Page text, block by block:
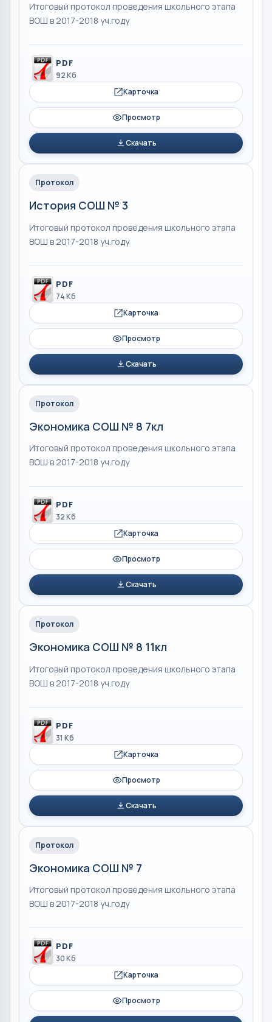
Итоговый протокол проведения школьного этапа
ВОШ в 2017-2018 уч.году
PDF
92 Кб
Карточка
Просмотр
Скачать
Протокол
История СОШ № 3
Итоговый протокол проведения школьного этапа
ВОШ в 2017-2018 уч.году
PDF
74 Кб
Карточка
Просмотр
Скачать
Протокол
Экономика СОШ № 8 7кл
Итоговый протокол проведения школьного этапа
ВОШ в 2017-2018 уч.году
PDF
32 Кб
Карточка
Просмотр
Скачать
Протокол
Экономика СОШ № 8 11кл
Итоговый протокол проведения школьного этапа
ВОШ в 2017-2018 уч.году
PDF
31 Кб
Карточка
Просмотр
Скачать
Протокол
Экономика СОШ № 7
Итоговый протокол проведения школьного этапа
ВОШ в 2017-2018 уч.году
PDF
30 Кб
Карточка
Просмотр